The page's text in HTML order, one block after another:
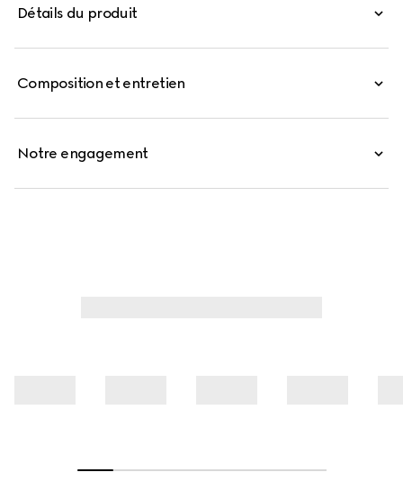
logo Gucci gravé sur une plaque en métal.
Détails du produit
Composition et entretien
Notre engagement